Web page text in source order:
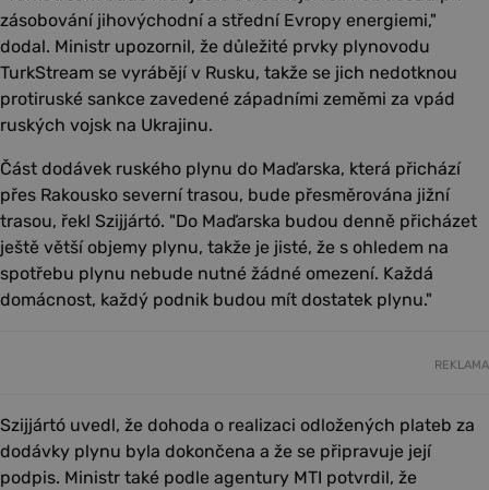
zásobování jihovýchodní a střední Evropy energiemi,"
dodal. Ministr upozornil, že důležité prvky plynovodu
TurkStream se vyrábějí v Rusku, takže se jich nedotknou
protiruské sankce zavedené západními zeměmi za vpád
ruských vojsk na Ukrajinu.
Část dodávek ruského plynu do Maďarska, která přichází
přes Rakousko severní trasou, bude přesměrována jižní
trasou, řekl Szijjártó. "Do Maďarska budou denně přicházet
ještě větší objemy plynu, takže je jisté, že s ohledem na
spotřebu plynu nebude nutné žádné omezení. Každá
domácnost, každý podnik budou mít dostatek plynu."
REKLAMA
Szijjártó uvedl, že dohoda o realizaci odložených plateb za
dodávky plynu byla dokončena a že se připravuje její
podpis. Ministr také podle agentury MTI potvrdil, že